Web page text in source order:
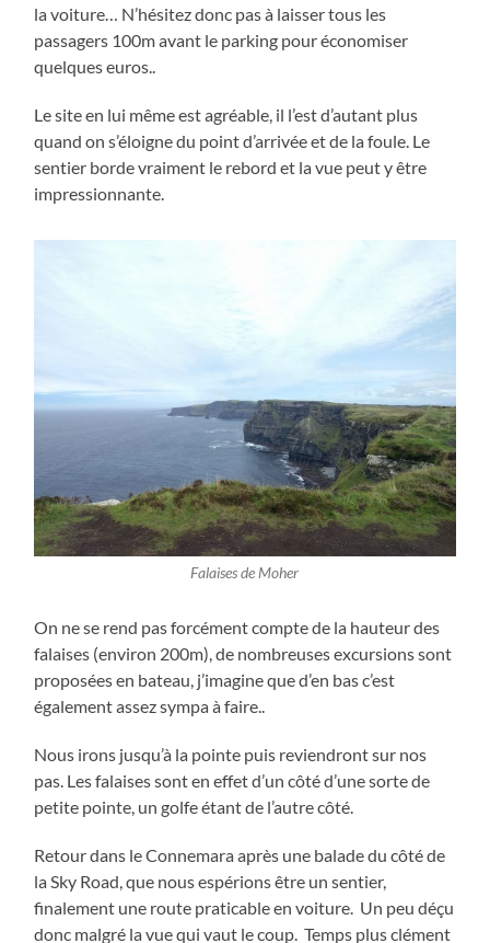
la voiture… N’hésitez donc pas à laisser tous les
passagers 100m avant le parking pour économiser
quelques euros..
Le site en lui même est agréable, il l’est d’autant plus
quand on s’éloigne du point d’arrivée et de la foule. Le
sentier borde vraiment le rebord et la vue peut y être
impressionnante.
Falaises de Moher
On ne se rend pas forcément compte de la hauteur des
falaises (environ 200m), de nombreuses excursions sont
proposées en bateau, j’imagine que d’en bas c’est
également assez sympa à faire..
Nous irons jusqu’à la pointe puis reviendront sur nos
pas. Les falaises sont en effet d’un côté d’une sorte de
petite pointe, un golfe étant de l’autre côté.
Retour dans le Connemara après une balade du côté de
la Sky Road, que nous espérions être un sentier,
finalement une route praticable en voiture. Un peu déçu
donc malgré la vue qui vaut le coup. Temps plus clément